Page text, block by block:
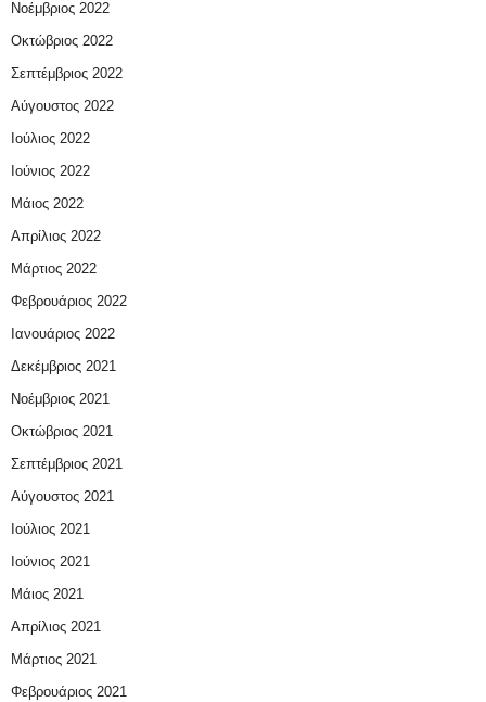
Νοέμβριος 2022
Οκτώβριος 2022
Σεπτέμβριος 2022
Αύγουστος 2022
Ιούλιος 2022
Ιούνιος 2022
Μάιος 2022
Απρίλιος 2022
Μάρτιος 2022
Φεβρουάριος 2022
Ιανουάριος 2022
Δεκέμβριος 2021
Νοέμβριος 2021
Οκτώβριος 2021
Σεπτέμβριος 2021
Αύγουστος 2021
Ιούλιος 2021
Ιούνιος 2021
Μάιος 2021
Απρίλιος 2021
Μάρτιος 2021
Φεβρουάριος 2021